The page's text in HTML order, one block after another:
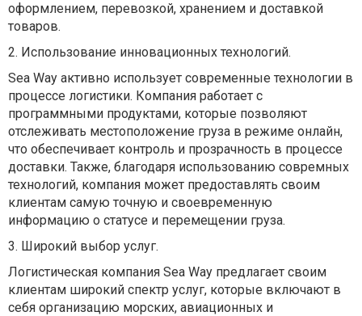
оформлением, перевозкой, хранением и доставкой
товаров.
2. Использование инновационных технологий.
Sea Way активно использует современные технологии в
процессе логистики. Компания работает с
программными продуктами, которые позволяют
отслеживать местоположение груза в режиме онлайн,
что обеспечивает контроль и прозрачность в процессе
доставки. Также, благодаря использованию совремных
технологий, компания может предоставлять своим
клиентам самую точную и своевременную
информацию о статусе и перемещении груза.
3. Широкий выбор услуг.
Логистическая компания Sea Way предлагает своим
клиентам широкий спектр услуг, которые включают в
себя организацию морских, авиационных и